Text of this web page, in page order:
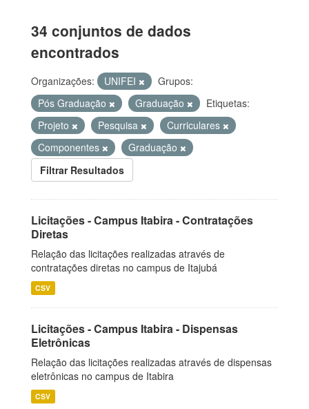
34 conjuntos de dados
encontrados
Organizações: UNIFEI
Grupos:
Pós Graduação
Graduação
Etiquetas:
Projeto
Pesquisa
Curriculares
Componentes
Graduação
Filtrar Resultados
Licitações - Campus Itabira - Contratações
Diretas
Relação das licitações realizadas através de
contratações diretas no campus de Itajubá
CSV
Licitações - Campus Itabira - Dispensas
Eletrônicas
Relação das licitações realizadas através de dispensas
eletrônicas no campus de Itabira
CSV